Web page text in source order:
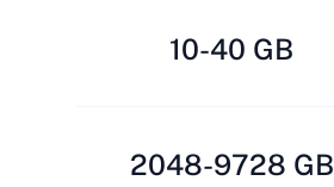
10-40 GB
2048-9728 GB